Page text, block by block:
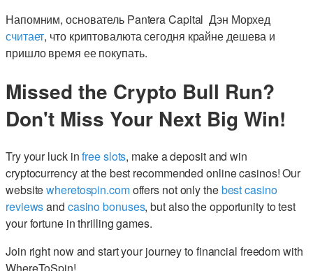
Напомним, основатель Pantera Capital Дэн Морхед
считает, что криптовалюта сегодня крайне дешева и
пришло время ее покупать.
Missed the Crypto Bull Run?
Don't Miss Your Next Big Win!
Try your luck infree slots, make a deposit and win
cryptocurrency at the best recommended online casinos! Our
websitewheretospin.comoffers not only thebest casino
reviewsand casino bonuses, but also the opportunity to test
your fortune in thrilling games.
Join right now and start your journey to financial freedom with